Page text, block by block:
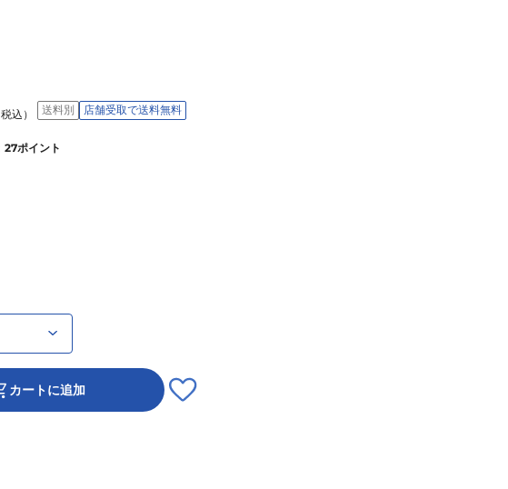
税込） 送料別 店舗受取で送料無料
27ポイント
カートに追加